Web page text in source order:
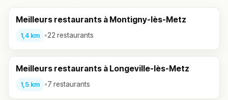
Meilleurs restaurants à Montigny-lès-Metz
1,4 km •22 restaurants
Meilleurs restaurants à Longeville-lès-Metz
1,5 km •7 restaurants